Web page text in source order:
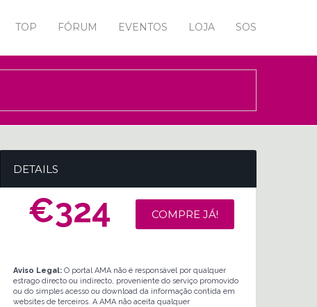
TOP FÓRUM EVENTOS LOJA SOS
DETAILS
€324 COMPRE JÁ!
Aviso Legal: O portal AMA não é responsável por qualquer
estrago directo ou indirecto, proveniente do serviço promovido
ou do simples acesso ou download da informação contida em
websites de terceiros. A AMA não aceita qualquer